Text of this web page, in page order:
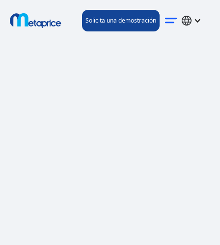
Solicita una demostración